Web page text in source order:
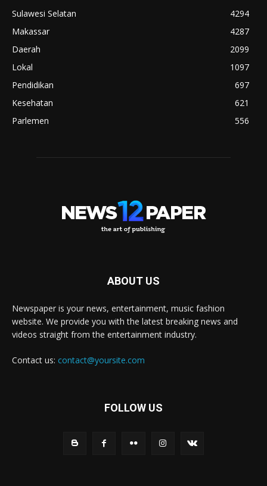
Sulawesi Selatan
4294
Makassar
4287
Daerah
2099
Lokal
1097
Pendidikan
697
Kesehatan
621
Parlemen
556
ABOUT US
Newspaper is your news, entertainment, music fashion
website. We provide you with the latest breaking news and
videos straight from the entertainment industry.
Contact us: contact@yoursite.com
FOLLOW US